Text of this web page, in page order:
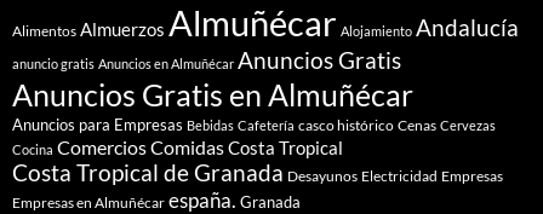
Alimentos Almuerzos Almuñécar Alojamiento Andalucía
anuncio gratis Anuncios en Almuñécar Anuncios Gratis
Anuncios Gratis en Almuñécar
Anuncios para Empresas Bebidas Cafetería casco histórico Cenas Cervezas
Cocina ComerciosComidasCosta Tropical
Costa Tropical de Granada Desayunos Electricidad Empresas
Empresas en Almuñécar españa. Granada